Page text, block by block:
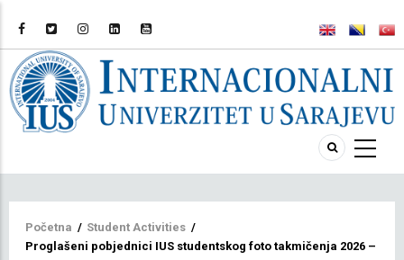
Breadcrumb
Početna / Student Activities /
Proglašeni pobjednici IUS studentskog foto takmičenja 2026 –